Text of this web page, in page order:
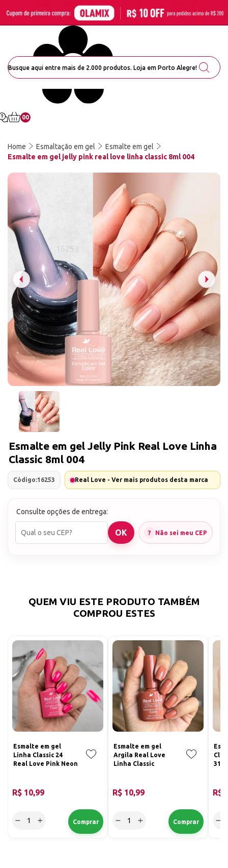
00
Home Esmaltação em gel
Esmalte em gel
Esmalte em gel jelly pink real love linha classic 8ml 004
Esmalte em gel Jelly Pink Real Love Linha
Classic 8ml 004
Código:16253 Real Love - Ver mais produtos desta marca
Consulte opções de entrega:
Não sei meu CEP
QUEM VIU ESTE PRODUTO TAMBÉM
COMPROU ESTES
Esmalte em gel
Linha Classic 24
Real Love Pink Neon
R$ 10,99
Esmalte em gel
Argila Real Love
Linha Classic
R$ 10,99
31
R$